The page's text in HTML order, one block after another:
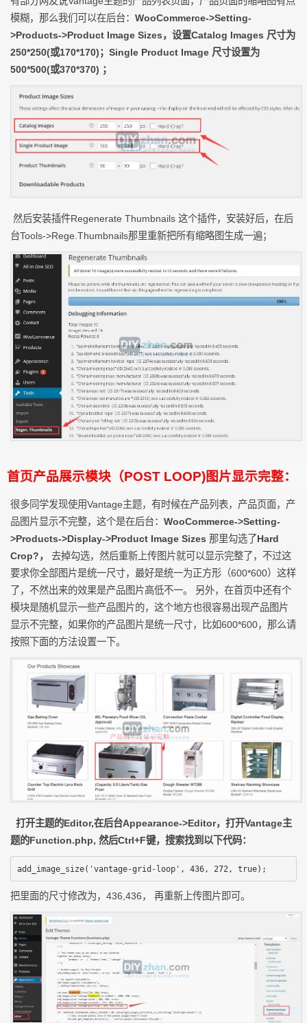
模糊，那么我们可以在后台： WooCommerce->Setting-
>Products->Product Image Sizes，设置Catalog Images 尺寸为
250*250(或170*170)；Single Product Image 尺寸设置为
500*500(或370*370) ；
然后安装插件Regenerate Thumbnails 这个插件，安装好后，在后
台Tools->Rege.Thumbnails那里重新把所有缩略图生成一遍；
首页产品展示模块（POST LOOP)图片显示完整：
很多同学发现使用Vantage主题，有时候在产品列表，产品页面，产
品图片显示不完整，这个是在后台： WooCommerce->Setting-
>Products->Display->Product Image Sizes 那里勾选了Hard
Crop?， 去掉勾选，然后重新上传图片就可以显示完整了，不过这
要求你全部图片是统一尺寸，最好是统一为正方形（600*600）这样
了，不然出来的效果是产品图片高低不一。 另外，在首页中还有个
模块是随机显示一些产品图片的，这个地方也很容易出现产品图片
显示不完整，如果你的产品图片是统一尺寸，比如600*600，那么请
按照下面的方法设置一下。
打开主题的Editor,在后台Appearance->Editor，打开Vantage主
题的Function.php, 然后Ctrl+F键，搜索找到以下代码：
add_image_size('vantage-grid-loop', 436, 272, true);
把里面的尺寸修改为，436,436， 再重新上传图片即可。